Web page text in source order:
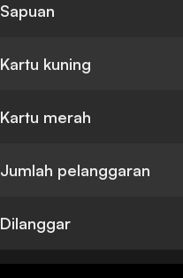
Sapuan
Kartu kuning
Kartu merah
Jumlah pelanggaran
Dilanggar